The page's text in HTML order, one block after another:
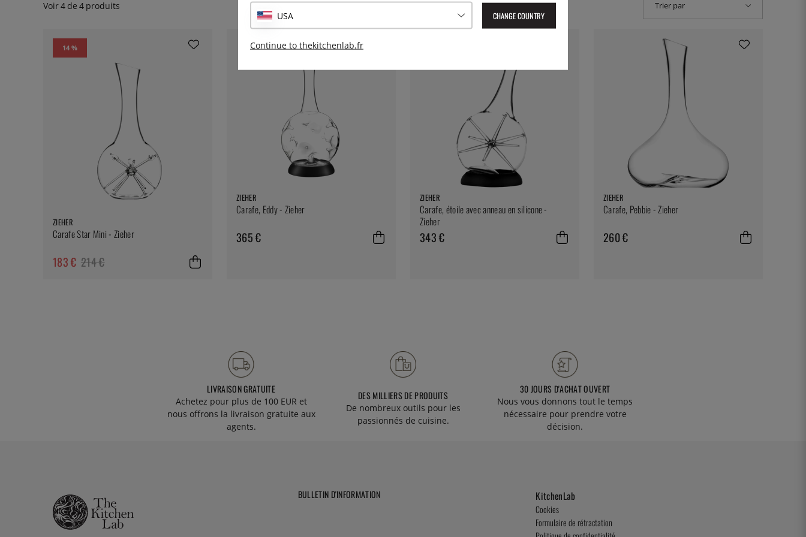
Voir4 de 4 produits Trier par
14 %
ZIEHER
Carafe Star Mini - Zieher
183 € 214 €
ZIEHER
Carafe, Eddy - Zieher
365 €
ZIEHER
Carafe, étoile avec anneau en silicone -
Zieher
343 €
ZIEHER
Carafe, Pebbie - Zieher
260 €
LIVRAISON GRATUITE
Achetez pour plus de 100 EUR et
nous offrons la livraison gratuite aux
agents.
DES MILLIERS DE PRODUITS
De nombreux outils pour les
passionnés de cuisine.
30 JOURS D'ACHAT OUVERT
Nous vous donnons tout le temps
nécessaire pour prendre votre
décision.
BULLETIN D'INFORMATION KitchenLab
Cookies
Formulaire de rétractation
USA CHANGE COUNTRY
Continue to thekitchenlab.fr